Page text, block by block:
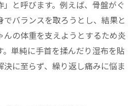
」と呼びます。例えば、骨盤がぐ
でバランスを取ろうとし、結果と
んの体重を支えようとするため炎
。単純に手首を揉んだり湿布を貼
決に至らず、繰り返し痛みに悩ま